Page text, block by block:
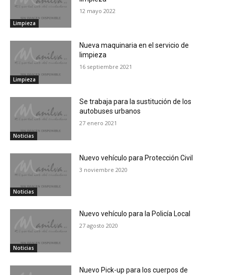
Limpieza
12 mayo 2022
Limpieza
Nueva maquinaria en el servicio de
limpieza
16 septiembre 2021
Noticias
Se trabaja para la sustitución de los
autobuses urbanos
27 enero 2021
Noticias
Nuevo vehículo para Protección Civil
3 noviembre 2020
Noticias
Nuevo vehículo para la Policía Local
27 agosto 2020
Nuevo Pick-up para los cuerpos de